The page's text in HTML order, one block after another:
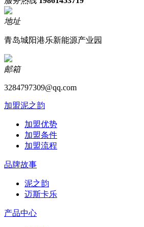
地址
青岛城阳港乐新能源产业园
邮箱
3284797309@qq.com
加盟泥之韵
加盟优势
加盟条件
加盟流程
品牌故事
泥之韵
迈斯卡乐
产品中心